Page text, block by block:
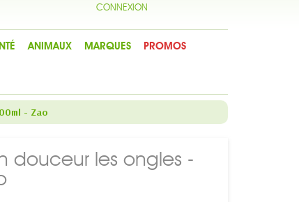
CONNEXION
ANIMAUX MARQUES PROMOS
- Zao
douceur les ongles -